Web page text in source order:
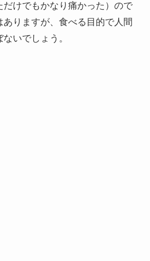
だけでもかなり痛かった）ので
りますが、食べる目的で人間
いでしょう。